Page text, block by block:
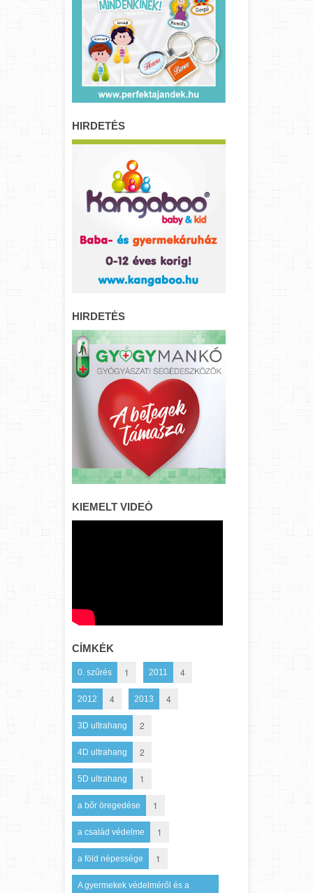
HIRDETÉS
HIRDETÉS
KIEMELT VIDEÓ
CÍMKÉK
0. szűrés 1 2011 4
2012 4 2013 4
3D ultrahang 2
4D ultrahang 2
5D ultrahang 1
a bőr öregedése 1
a család védelme 1
a föld népessége 1
A gyermekek védelméről és a